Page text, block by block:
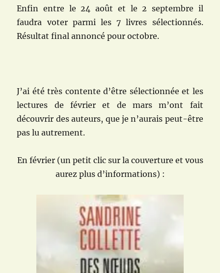
Enfin entre le 24 août et le 2 septembre il
faudra voter parmi les 7 livres sélectionnés.
Résultat final annoncé pour octobre.
J’ai été très contente d’être sélectionnée et les
lectures de février et de mars m’ont fait
découvrir des auteurs, que je n’aurais peut-être
pas lu autrement.
En février (un petit clic sur la couverture et vous
aurez plus d’informations) :